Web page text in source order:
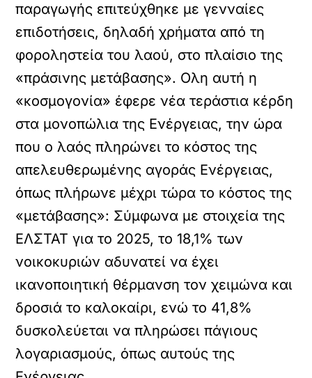
παραγωγής επιτεύχθηκε με γενναίες
επιδοτήσεις, δηλαδή χρήματα από τη
φοροληστεία του λαού, στο πλαίσιο της
«πράσινης μετάβασης». Ολη αυτή η
«κοσμογονία» έφερε νέα τεράστια κέρδη
στα μονοπώλια της Ενέργειας, την ώρα
που ο λαός πληρώνει το κόστος της
απελευθερωμένης αγοράς Ενέργειας,
όπως πλήρωνε μέχρι τώρα το κόστος της
«μετάβασης»: Σύμφωνα με στοιχεία της
ΕΛΣΤΑΤ για το 2025, το 18,1% των
νοικοκυριών αδυνατεί να έχει
ικανοποιητική θέρμανση τον χειμώνα και
δροσιά το καλοκαίρι, ενώ το 41,8%
δυσκολεύεται να πληρώσει πάγιους
λογαριασμούς, όπως αυτούς της